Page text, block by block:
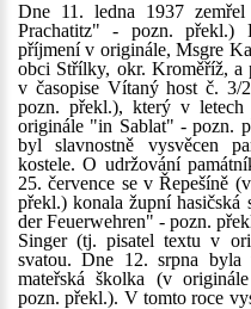
Dne 11. ledna 1937
Prachatitz" - pozn. překl.)
příjmení v originále, Msgre
obci Střílky, okr. Kroměříž, a
v časopise Vítaný host č.
pozn. překl.), který v
originále "in Sablat" - pozn.
byl slavnostně vysvěcen
kostele. O udržování
25. července se v Řepešíně
překl.) konala župní hasičská
der Feuerwehren" - pozn.
Singer (tj. pisatel textu v
svatou. Dne 12. srpna byla
mateřská školka (v
pozn. překl.). V tomto roce